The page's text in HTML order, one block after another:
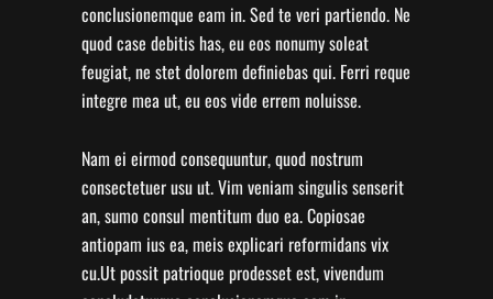
conclusionemque eam in. Sed te veri partiendo. Ne
quod case debitis has, eu eos nonumy soleat
feugiat, ne stet dolorem definiebas qui. Ferri reque
integre mea ut, eu eos vide errem noluisse.
Nam ei eirmod consequuntur, quod nostrum
consectetuer usu ut. Vim veniam singulis senserit
an, sumo consul mentitum duo ea. Copiosae
antiopam ius ea, meis explicari reformidans vix
cu.Ut possit patrioque prodesset est, vivendum